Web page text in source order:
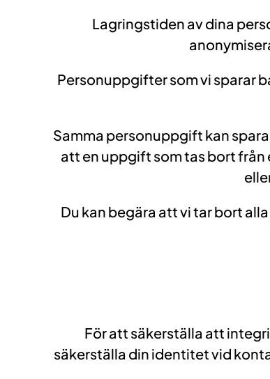
Lagringstiden av dina
Personuppgifter som vi sparar
Samma personuppgift kan
att en uppgift som tas bort från
Du kan begära att vi tar bort
För att säkerställa att
säkerställa din identitet vid